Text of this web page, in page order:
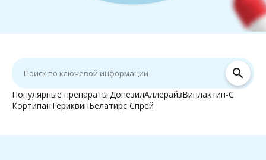
search
Популярные препараты:ДонезилАллерайзВиплактин-С
КортипанТериквинБелатирс Спрей